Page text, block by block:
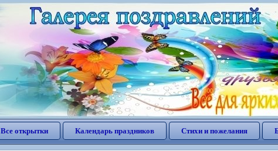
Все открытки Календарь праздников Стихи и пожелания